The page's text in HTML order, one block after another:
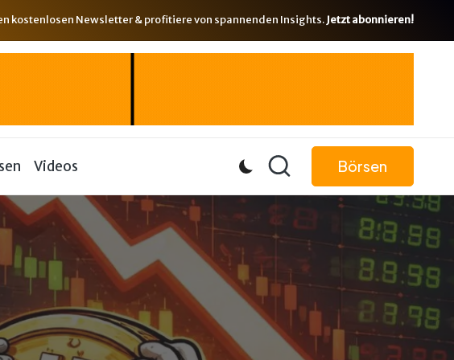
kostenlosen Newsletter & profitiere von spannenden Insights.Jetzt abonnieren!
Videos Börsen